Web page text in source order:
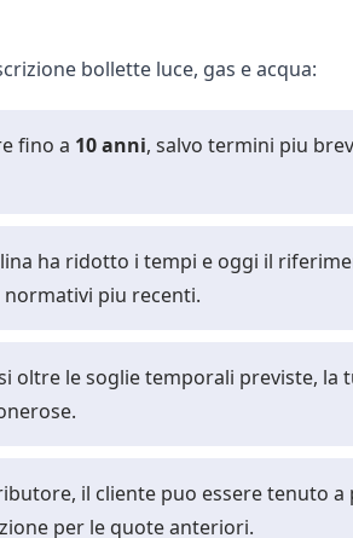
bollette luce, gas e acqua:
fino a 10 anni, salvo termini piu
ha ridotto i tempi e oggi il
normativi piu recenti.
oltre le soglie temporali previste, la
il cliente puo essere tenuto a
per le quote anteriori.